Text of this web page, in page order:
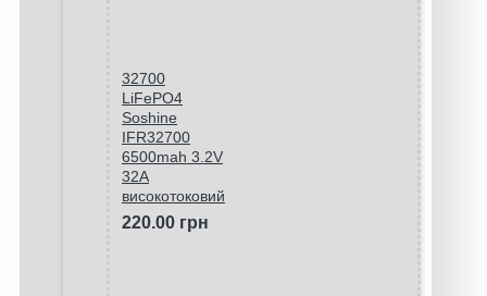
32700
LiFePO4
Soshine
IFR32700
6500mah 3.2V
32A
високотоковий
220.00 грн